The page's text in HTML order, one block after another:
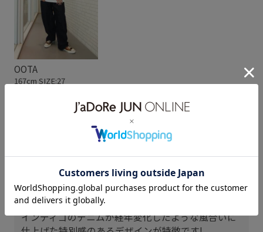
OOTA
167cm SIZE:27
スタッフレビュー
ヴィンテージデニムをモチーフに、テープやシュー
レースにエイジング加工を施すことで、履き込んだ
ような雰囲気を表現!!
インディゴのデニムが経年変化したような風合いに